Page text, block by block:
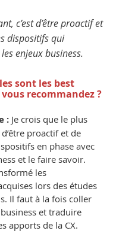
c’est d’être proactif et
dispositifs qui
enjeux business.
sont les best
recommandez ?
: Je crois que le plus
proactif et de
en phase avec
et le faire savoir.
les
lors des études
Il faut à la fois coller
et traduire
apports de la CX.